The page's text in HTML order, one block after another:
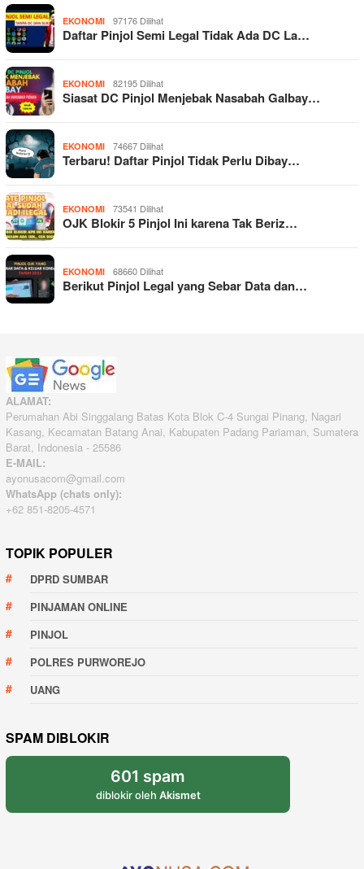
EKONOMI 97176 Dilihat
Daftar Pinjol Semi Legal Tidak Ada DC La…
EKONOMI 82195 Dilihat
Siasat DC Pinjol Menjebak Nasabah Galbay…
EKONOMI 74667 Dilihat
Terbaru! Daftar Pinjol Tidak Perlu Dibay…
EKONOMI 73541 Dilihat
OJK Blokir 5 Pinjol Ini karena Tak Beriz…
EKONOMI 68660 Dilihat
Berikut Pinjol Legal yang Sebar Data dan…
ALAMAT:
Perumahan Abi Singgalang Batas Kota Blok C-4 Sungai Pinang, Nagari
Kasang, Kecamatan Batang Anai, Kabupaten Padang Pariaman, Sumatera
Barat, Indonesia - 25586
E-MAIL:
ayonusacom@gmail.com
WhatsApp (chats only):
+62 851-8205-4571
TOPIK POPULER
DPRD SUMBAR
PINJAMAN ONLINE
PINJOL
POLRES PURWOREJO
UANG
SPAM DIBLOKIR
601 spam
diblokir oleh Akismet